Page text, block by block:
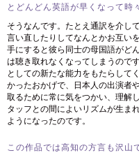
とどんどん英語が早くなって時
そうなんです。たとえ通訳を介し
言い直したりしてなんとかお互い
手にすると彼ら同士の母国語がど
は聴き取れなくなってしまうので
としての新たな能力をもたらして
かったおかげで、日本人の出演者
取るために常に気をつかい、理解
タッフとの間によいリズムが生ま
ようになったのです。
この作品では高知の方言も沢山